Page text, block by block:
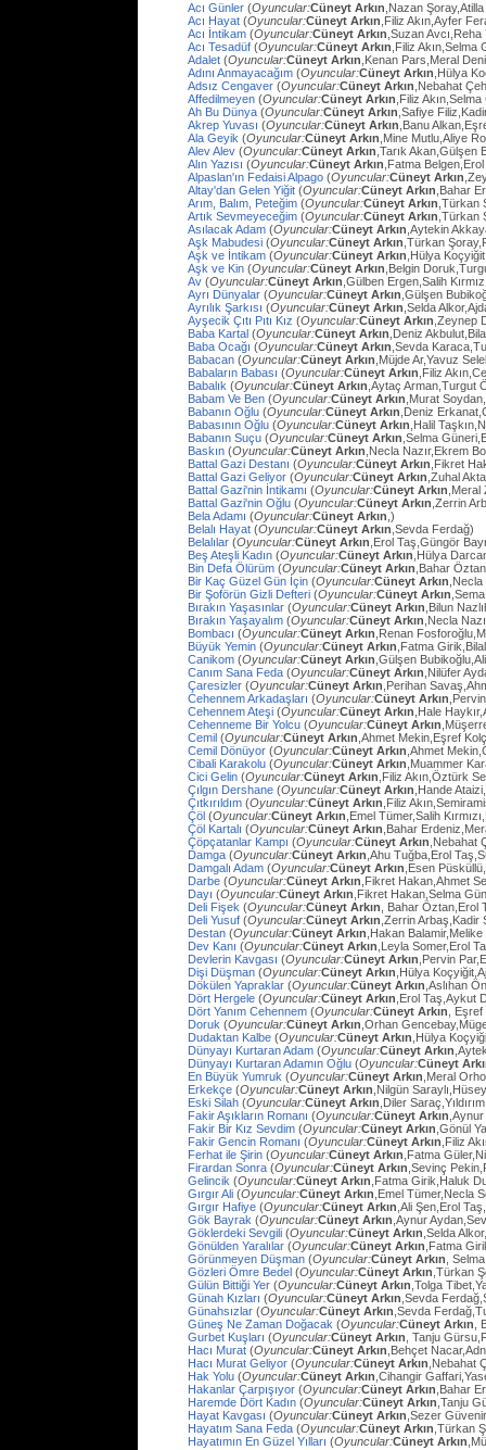
Acı Günler (Oyuncular:Cüneyt Arkın ,Nazan
Acı Hayat (Oyuncular:Cüneyt Arkın ,Filiz Akın,Ayfer
Acı İntikam (Oyuncular:Cüneyt Arkın ,Suzan
Acı Tesadüf (Oyuncular:Cüneyt Arkın ,Filiz Akın,Selma
Adalet (Oyuncular:Cüneyt Arkın ,Kenan Pars,Meral
Adını Anmayacağım (Oyuncular:Cüneyt Arkın ,Hülya
Adsız Cengaver (Oyuncular:Cüneyt Arkın ,Nebahat
Affedilmeyen (Oyuncular:Cüneyt Arkın ,Filiz
Ah Bu Dünya (Oyuncular:Cüneyt Arkın ,Safiye
Akrep Yuvası (Oyuncular:Cüneyt Arkın ,Banu
Ala Geyik (Oyuncular:Cüneyt Arkın ,Mine Mutlu,Aliye
Alev Alev (Oyuncular:Cüneyt Arkın ,Tarık Akan,Gülşen
Alın Yazısı (Oyuncular:Cüneyt Arkın ,Fatma
Alpaslan'ın Fedaisi Alpago (Oyuncular:Cüneyt Arkın
Altay'dan Gelen Yiğit (Oyuncular:Cüneyt Arkın ,Bahar
Arım, Balım, Peteğim (Oyuncular:Cüneyt Arkın ,Türkan
Artık Sevmeyeceğim (Oyuncular:Cüneyt Arkın ,Türkan
Asılacak Adam (Oyuncular:Cüneyt Arkın ,Aytekin
Aşk Mabudesi (Oyuncular:Cüneyt Arkın ,Türkan
Aşk ve İntikam (Oyuncular:Cüneyt Arkın ,Hülya
Aşk ve Kin (Oyuncular:Cüneyt Arkın ,Belgin
Av (Oyuncular:Cüneyt Arkın ,Gülben Ergen,Salih
Ayrı Dünyalar (Oyuncular:Cüneyt Arkın ,Gülşen
Ayrılık Şarkısı (Oyuncular:Cüneyt Arkın ,Selda
Ayşecik Çıtı Pıtı Kız (Oyuncular:Cüneyt Arkın ,Zeynep
Baba Kartal (Oyuncular:Cüneyt Arkın ,Deniz
Baba Ocağı (Oyuncular:Cüneyt Arkın ,Sevda
Babacan (Oyuncular:Cüneyt Arkın ,Müjde Ar,Yavuz
Babaların Babası (Oyuncular:Cüneyt Arkın ,Filiz
Babalık (Oyuncular:Cüneyt Arkın ,Aytaç Arman,Turgut
Babam Ve Ben (Oyuncular:Cüneyt Arkın ,Murat
Babanın Oğlu (Oyuncular:Cüneyt Arkın ,Deniz
Babasının Oğlu (Oyuncular:Cüneyt Arkın ,Halil
Babanın Suçu (Oyuncular:Cüneyt Arkın ,Selma
Baskın (Oyuncular:Cüneyt Arkın ,Necla Nazır,Ekrem
Battal Gazi Destanı (Oyuncular:Cüneyt Arkın ,Fikret
Battal Gazi Geliyor (Oyuncular:Cüneyt Arkın ,Zuhal
Battal Gazi'nin İntikamı (Oyuncular:Cüneyt Arkın
Battal Gazi'nin Oğlu (Oyuncular:Cüneyt Arkın ,Zerrin
Bela Adamı (Oyuncular:Cüneyt Arkın ,)
Belalı Hayat (Oyuncular:Cüneyt Arkın ,Sevda Ferdağ)
Belalılar (Oyuncular:Cüneyt Arkın ,Erol Taş,Güngör
Beş Ateşli Kadın (Oyuncular:Cüneyt Arkın ,Hülya
Bin Defa Ölürüm (Oyuncular:Cüneyt Arkın ,Bahar
Bir Kaç Güzel Gün İçin (Oyuncular:Cüneyt Arkın
Bir Şoförün Gizli Defteri (Oyuncular:Cüneyt Arkın
Bırakın Yaşasınlar (Oyuncular:Cüneyt Arkın ,Bilun
Bırakın Yaşayalım (Oyuncular:Cüneyt Arkın ,Necla
Bombacı (Oyuncular:Cüneyt Arkın ,Renan
Büyük Yemin (Oyuncular:Cüneyt Arkın ,Fatma
Canikom (Oyuncular:Cüneyt Arkın ,Gülşen
Canım Sana Feda (Oyuncular:Cüneyt Arkın ,Nilüfer
Çaresizler (Oyuncular:Cüneyt Arkın ,Perihan
Cehennem Arkadaşları (Oyuncular:Cüneyt Arkın
Cehennem Ateşi (Oyuncular:Cüneyt Arkın ,Hale
Cehenneme Bir Yolcu (Oyuncular:Cüneyt Arkın
Cemil (Oyuncular:Cüneyt Arkın ,Ahmet Mekin,Eşref
Cemil Dönüyor (Oyuncular:Cüneyt Arkın ,Ahmet
Cibali Karakolu (Oyuncular:Cüneyt Arkın ,Muammer
Cici Gelin (Oyuncular:Cüneyt Arkın ,Filiz Akın,Öztürk
Çılgın Dershane (Oyuncular:Cüneyt Arkın ,Hande
Çıtkırıldım (Oyuncular:Cüneyt Arkın ,Filiz
Çöl (Oyuncular:Cüneyt Arkın ,Emel Tümer,Salih
Çöl Kartalı (Oyuncular:Cüneyt Arkın ,Bahar
Çöpçatanlar Kampı (Oyuncular:Cüneyt Arkın ,Nebahat
Damga (Oyuncular:Cüneyt Arkın ,Ahu Tuğba,Erol
Damgalı Adam (Oyuncular:Cüneyt Arkın ,Esen
Darbe (Oyuncular:Cüneyt Arkın ,Fikret Hakan,Ahmet
Dayı (Oyuncular:Cüneyt Arkın ,Fikret Hakan,Selma
Deli Fişek (Oyuncular:Cüneyt Arkın , Bahar Öztan,Erol
Deli Yusuf (Oyuncular:Cüneyt Arkın ,Zerrin Arbaş,Kadir
Destan (Oyuncular:Cüneyt Arkın ,Hakan
Dev Kanı (Oyuncular:Cüneyt Arkın ,Leyla Somer,Erol
Devlerin Kavgası (Oyuncular:Cüneyt Arkın ,Pervin
Dişi Düşman (Oyuncular:Cüneyt Arkın ,Hülya
Dökülen Yapraklar (Oyuncular:Cüneyt Arkın ,Aslıhan
Dört Hergele (Oyuncular:Cüneyt Arkın ,Erol Taş,Aykut
Dört Yanım Cehennem (Oyuncular:Cüneyt Arkın ,
Doruk (Oyuncular:Cüneyt Arkın ,Orhan
Dudaktan Kalbe (Oyuncular:Cüneyt Arkın ,Hülya
Dünyayı Kurtaran Adam (Oyuncular:Cüneyt Arkın
Dünyayı Kurtaran Adamın Oğlu (Oyuncular:Cüneyt
En Büyük Yumruk (Oyuncular:Cüneyt Arkın ,Meral
Erkekçe (Oyuncular:Cüneyt Arkın ,Nilgün
Eski Silah (Oyuncular:Cüneyt Arkın ,Diler
Fakir Aşıkların Romanı (Oyuncular:Cüneyt Arkın
Fakir Bir Kız Sevdim (Oyuncular:Cüneyt Arkın ,Gönül
Fakir Gencin Romanı (Oyuncular:Cüneyt Arkın ,Filiz
Ferhat ile Şirin (Oyuncular:Cüneyt Arkın ,Fatma
Firardan Sonra (Oyuncular:Cüneyt Arkın ,Sevinç
Gelincik (Oyuncular:Cüneyt Arkın ,Fatma Girik,Haluk
Gırgır Ali (Oyuncular:Cüneyt Arkın ,Emel Tümer,Necla
Gırgır Hafiye (Oyuncular:Cüneyt Arkın ,Ali Şen,Erol
Gök Bayrak (Oyuncular:Cüneyt Arkın ,Aynur
Göklerdeki Sevgili (Oyuncular:Cüneyt Arkın ,Selda
Gönülden Yaralılar (Oyuncular:Cüneyt Arkın ,Fatma
Görünmeyen Düşman (Oyuncular:Cüneyt Arkın ,
Gözleri Ömre Bedel (Oyuncular:Cüneyt Arkın ,Türkan
Gülün Bittiği Yer (Oyuncular:Cüneyt Arkın ,Tolga
Günah Kızları (Oyuncular:Cüneyt Arkın ,Sevda
Günahsızlar (Oyuncular:Cüneyt Arkın ,Sevda
Güneş Ne Zaman Doğacak (Oyuncular:Cüneyt Arkın ,
Gurbet Kuşları (Oyuncular:Cüneyt Arkın , Tanju
Hacı Murat (Oyuncular:Cüneyt Arkın ,Behçet
Hacı Murat Geliyor (Oyuncular:Cüneyt Arkın ,Nebahat
Hak Yolu (Oyuncular:Cüneyt Arkın ,Cihangir
Hakanlar Çarpışıyor (Oyuncular:Cüneyt Arkın ,Bahar
Haremde Dört Kadın (Oyuncular:Cüneyt Arkın ,Tanju
Hayat Kavgası (Oyuncular:Cüneyt Arkın ,Sezer
Hayatım Sana Feda (Oyuncular:Cüneyt Arkın ,Türkan
Hayatımın En Güzel Yılları (Oyuncular:Cüneyt Arkın